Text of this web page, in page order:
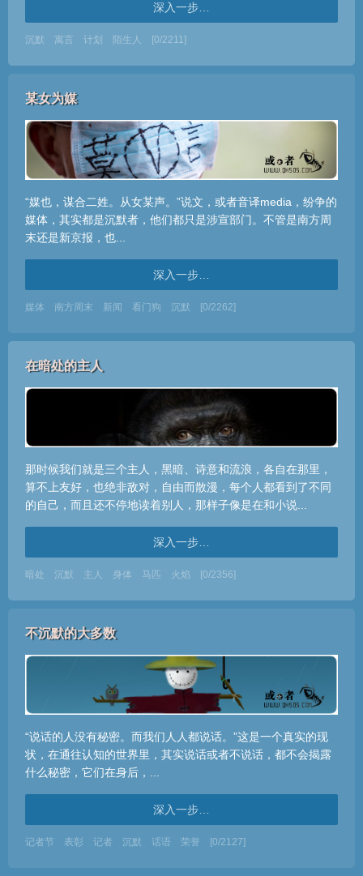
深入一步…
沉默 寓言 计划 陌生人 [0/2211]
某女为媒
“媒也，谋合二姓。从女某声。”说文，或者音译media，纷争的
媒体，其实都是沉默者，他们都只是涉宣部门。不管是南方周
末还是新京报，也...
深入一步…
媒体 南方周末 新闻 看门狗 沉默 [0/2262]
在暗处的主人
那时候我们就是三个主人，黑暗、诗意和流浪，各自在那里，
算不上友好，也绝非敌对，自由而散漫，每个人都看到了不同
的自己，而且还不停地读着别人，那样子像是在和小说...
深入一步…
暗处 沉默 主人 身体 马匹 火焰 [0/2356]
不沉默的大多数
“说话的人没有秘密。而我们人人都说话。”这是一个真实的现
状，在通往认知的世界里，其实说话或者不说话，都不会揭露
什么秘密，它们在身后，...
深入一步…
记者节 表彰 记者 沉默 话语 荣誉 [0/2127]